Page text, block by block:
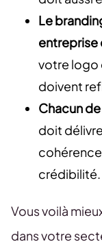
Le
entreprise
votre logo
doivent
Chacun
doit
crédibilité.
Vous voilà
dans votre